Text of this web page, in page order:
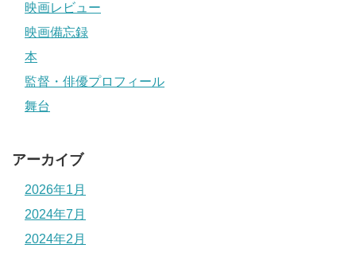
映画レビュー
映画備忘録
本
監督・俳優プロフィール
舞台
アーカイブ
2026年1月
2024年7月
2024年2月